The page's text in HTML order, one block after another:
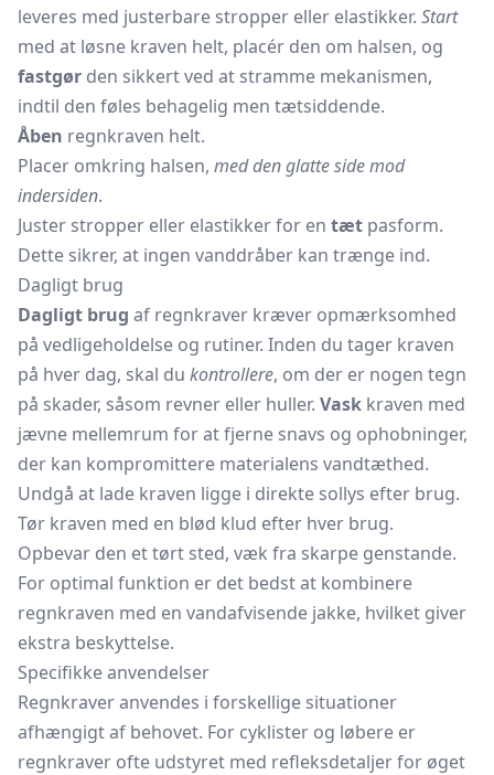
leveres med justerbare stropper eller elastikker. Start
med at løsne kraven helt, placér den om halsen, og
fastgør den sikkert ved at stramme mekanismen,
indtil den føles behagelig men tætsiddende.
Åben regnkraven helt.
Placer omkring halsen, med den glatte side mod
indersiden.
Juster stropper eller elastikker for en tæt pasform.
Dette sikrer, at ingen vanddråber kan trænge ind.
Dagligt brug
Dagligt brug af regnkraver kræver opmærksomhed
på vedligeholdelse og rutiner. Inden du tager kraven
på hver dag, skal du kontrollere, om der er nogen tegn
på skader, såsom revner eller huller. Vask kraven med
jævne mellemrum for at fjerne snavs og ophobninger,
der kan kompromittere materialens vandtæthed.
Undgå at lade kraven ligge i direkte sollys efter brug.
Tør kraven med en blød klud efter hver brug.
Opbevar den et tørt sted, væk fra skarpe genstande.
For optimal funktion er det bedst at kombinere
regnkraven med en vandafvisende jakke, hvilket giver
ekstra beskyttelse.
Specifikke anvendelser
Regnkraver anvendes i forskellige situationer
afhængigt af behovet. For cyklister og løbere er
regnkraver ofte udstyret med refleksdetaljer for øget